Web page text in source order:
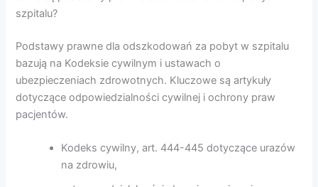
szpitalu?
Podstawy prawne dla odszkodowań za pobyt w szpitalu
bazują na Kodeksie cywilnym i ustawach o
ubezpieczeniach zdrowotnych. Kluczowe są artykuły
dotyczące odpowiedzialności cywilnej i ochrony praw
pacjentów.
Kodeks cywilny, art. 444-445 dotyczące urazów
na zdrowiu,